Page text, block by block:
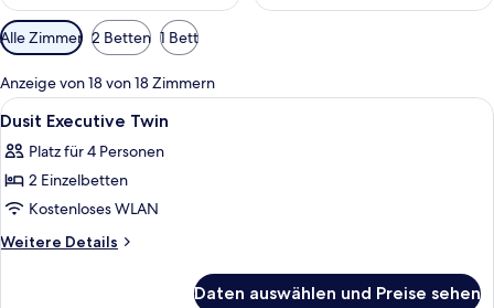
Verfügbare
Filter
für
Zimmer
Alle Zimmer 2 Betten 1 Bett
Anzeige von 18 von 18 Zimmern
Alle
Fotos
für
Dusit
Executive
Twin
Minibar, Zimmersafe, Schreibtisch,
3
Dusit Executive Twin
Platz für 4 Personen
2 Einzelbetten
Kostenloses WLAN
Weitere Details
Weitere
Daten auswählen und Preise sehen